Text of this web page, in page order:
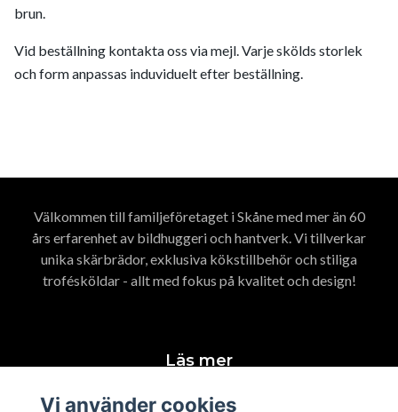
brun.
Vid beställning kontakta oss via mejl. Varje skölds storlek
och form anpassas induviduelt efter beställning.
Välkommen till familjeföretaget i Skåne med mer än 60
års erfarenhet av bildhuggeri och hantverk. Vi tillverkar
unika skärbrädor, exklusiva kökstillbehör och stiliga
trofésköldar - allt med fokus på kvalitet och design!
Läs mer
Kontakt
Vi använder cookies